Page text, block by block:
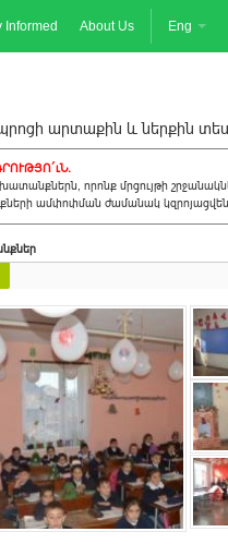
Informed About Us Eng
արտաքին և ներքին
որոնք մրցույթի
ամփոփման ժամանակ